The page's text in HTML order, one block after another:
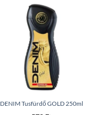
DENIM Tusfürdő GOLD 250ml